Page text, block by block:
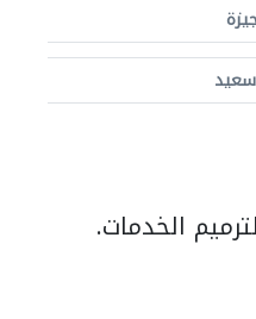
سعيد
الخدمات.